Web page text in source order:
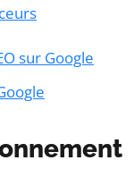
sur Google